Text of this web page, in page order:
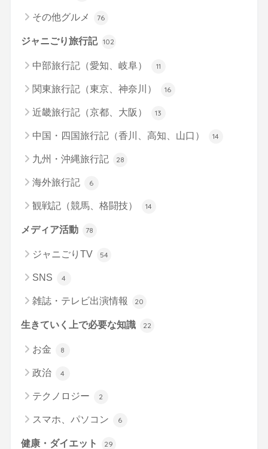
その他グルメ 76
ジャニごり旅行記 102
中部旅行記（愛知、岐阜） 11
関東旅行記（東京、神奈川） 16
近畿旅行記（京都、大阪） 13
中国・四国旅行記（香川、高知、山口） 14
九州・沖縄旅行記 28
海外旅行記 6
観戦記（競馬、格闘技） 14
メディア活動 78
ジャニごりTV 54
SNS 4
雑誌・テレビ出演情報 20
生きていく上で必要な知識 22
お金 8
政治 4
テクノロジー 2
スマホ、パソコン 6
健康・ダイエット 29